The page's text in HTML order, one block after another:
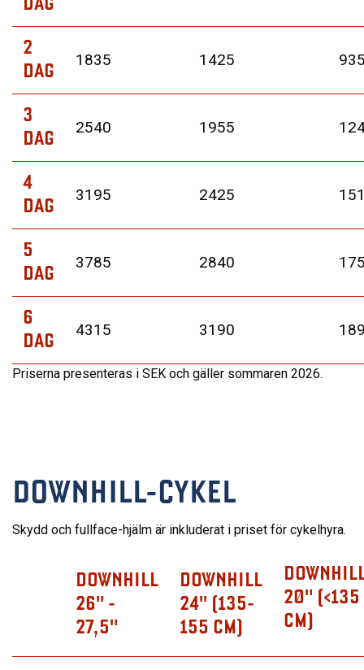
DAG
2
DAG
1835 1425
3
DAG
2540 1955
4
DAG
3195 2425
5
DAG
3785 2840
6
DAG
4315 3190
Priserna presenteras i SEK och gäller sommaren 2026.
DOWNHILL-CYKEL
Skydd och fullface-hjälm är inkluderat i priset för cykelhyra.
DOWNHILL
26" -
27,5"
DOWNHILL
24" (135-
155 CM)
20" (<135
CM)